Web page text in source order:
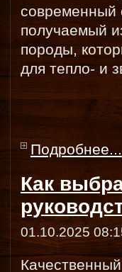
современный
получаемый
породы,
для тепло- и
Подробнее...
Как
01.10.2025